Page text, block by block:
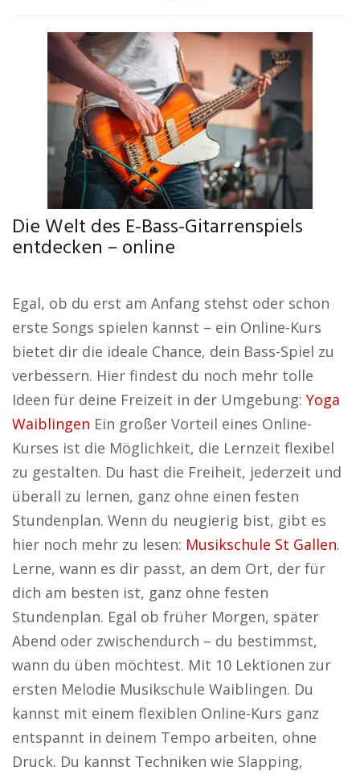
Die Welt des E-Bass-Gitarrenspiels
entdecken – online
Egal, ob du erst am Anfang stehst oder schon
erste Songs spielen kannst – ein Online-Kurs
bietet dir die ideale Chance, dein Bass-Spiel zu
verbessern. Hier findest du noch mehr tolle
Ideen für deine Freizeit in der Umgebung: Yoga
Waiblingen Ein großer Vorteil eines Online-
Kurses ist die Möglichkeit, die Lernzeit flexibel
zu gestalten. Du hast die Freiheit, jederzeit und
überall zu lernen, ganz ohne einen festen
Stundenplan. Wenn du neugierig bist, gibt es
hier noch mehr zu lesen: Musikschule St Gallen.
Lerne, wann es dir passt, an dem Ort, der für
dich am besten ist, ganz ohne festen
Stundenplan. Egal ob früher Morgen, später
Abend oder zwischendurch – du bestimmst,
wann du üben möchtest. Mit 10 Lektionen zur
ersten Melodie Musikschule Waiblingen. Du
kannst mit einem flexiblen Online-Kurs ganz
entspannt in deinem Tempo arbeiten, ohne
Druck. Du kannst Techniken wie Slapping,